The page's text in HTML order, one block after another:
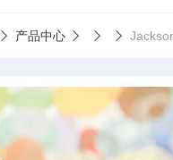
产品中心